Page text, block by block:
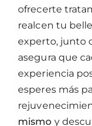
ofrecerte
realcen tu
experto, junto
asegura que
experiencia
esperes más
mismo y